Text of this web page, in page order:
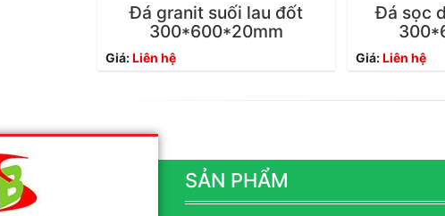
Đá granit suối lau đốt
300*600*20mm
Giá:Liên hệ
Đá sọc
Giá:Liên hệ
SẢN PHẨM